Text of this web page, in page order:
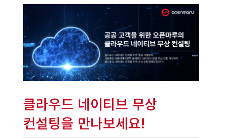
클라우드 네이티브 무상
컨설팅을 만나보세요!